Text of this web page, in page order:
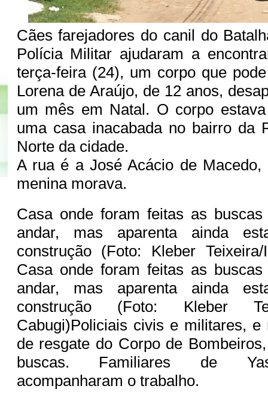
Cães farejadores do canil do
Polícia Militar ajudaram a
terça-feira (24), um corpo que
Lorena de Araújo, de 12 anos,
um mês em Natal. O corpo
uma casa inacabada no bairro da
Norte da cidade.
A rua é a José Acácio de
menina morava.
Casa onde foram feitas as
andar, mas aparenta ainda
construção (Foto: Kleber
Casa onde foram feitas as
andar, mas aparenta ainda
construção (Foto: Kleber
Cabugi)Policiais civis e militares, e
de resgate do Corpo de
buscas. Familiares de
acompanharam o trabalho.